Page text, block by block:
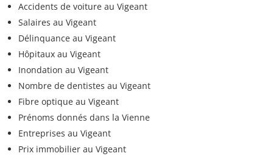
Accidents de voiture au Vigeant
Salaires au Vigeant
Délinquance au Vigeant
Hôpitaux au Vigeant
Inondation au Vigeant
Nombre de dentistes au Vigeant
Fibre optique au Vigeant
Prénoms donnés dans la Vienne
Entreprises au Vigeant
Prix immobilier au Vigeant